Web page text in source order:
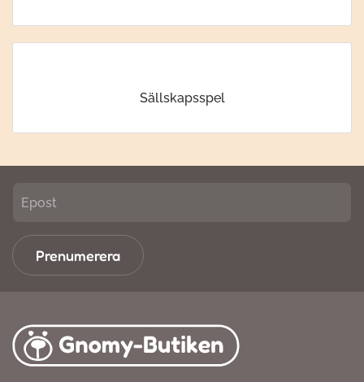
Sällskapsspel
Prenumerera